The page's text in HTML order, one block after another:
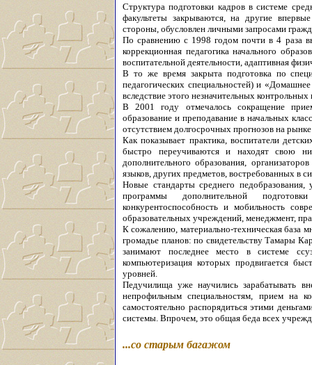
Структура подготовки кадров в системе
факультеты закрываются, на другие
стороны, обусловлен личными запросами
По сравнению с 1998 годом почти в 4 раза
коррекционная педагогика начального
воспитательной деятельности, адаптивная
В то же время закрыта подготовка по
педагогических специальностей) и
вследствие этого незначительных
В 2001 году отмечалось сокращение
образование и преподавание в начальных
отсутствием долгосрочных прогнозов на
Как показывает практика, воспитатели
быстро переучиваются и находят свою
дополнительного образования,
языков, других предметов, востребованных в
Новые стандарты среднего
программы дополнительной
конкурентоспособность и мобильность
образовательных учреждений, менеджмент,
К сожалению, материально-техническая база
громадье планов: по свидетельству Тамары
занимают последнее место в системе
компьютеризация которых продвигается
уровней.
Педучилища уже научились зарабатывать
непрофильным специальностям, прием на
самостоятельно распорядиться этими
системы. Впрочем, это общая беда всех
...со старым багажом